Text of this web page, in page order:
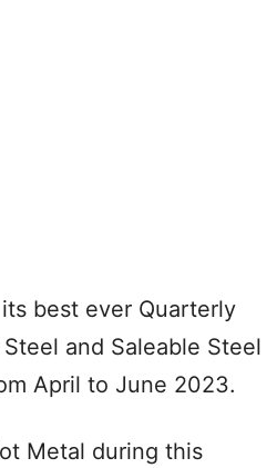
best ever Quarterly
and Saleable Steel
April to June 2023.
Metal during this